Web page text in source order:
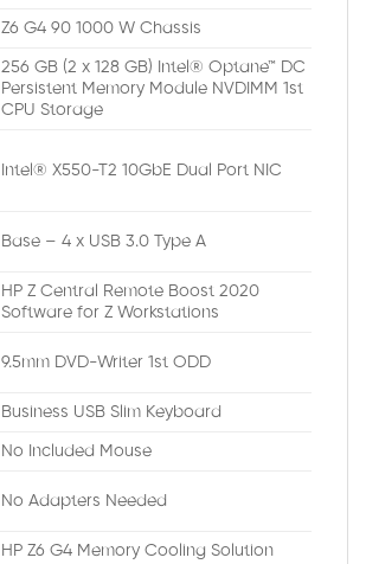
Z6 G4 90 1000 W Chassis
256 GB (2 x 128 GB) Intel® Optane™ DC
Persistent Memory Module NVDIMM 1st
CPU Storage
Intel® X550-T2 10GbE Dual Port NIC
Base – 4 x USB 3.0 Type A
HP Z Central Remote Boost 2020
Software for Z Workstations
9.5mm DVD-Writer 1st ODD
Business USB Slim Keyboard
No Included Mouse
No Adapters Needed
HP Z6 G4 Memory Cooling Solution